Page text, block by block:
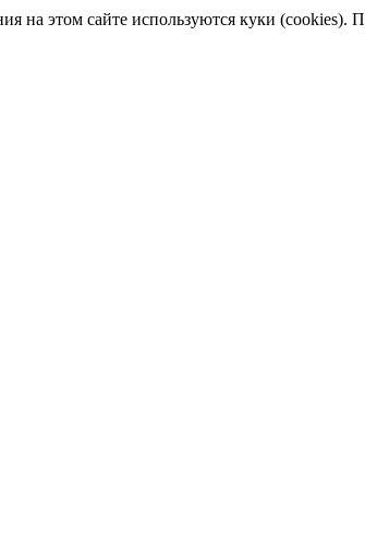
на этом сайте используются куки (cookies).